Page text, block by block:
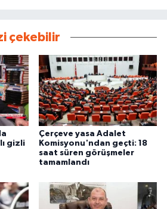
çekebilir
gizli
Çerçeve yasa Adalet
Komisyonu'ndan geçti: 18
saat süren görüşmeler
tamamlandı